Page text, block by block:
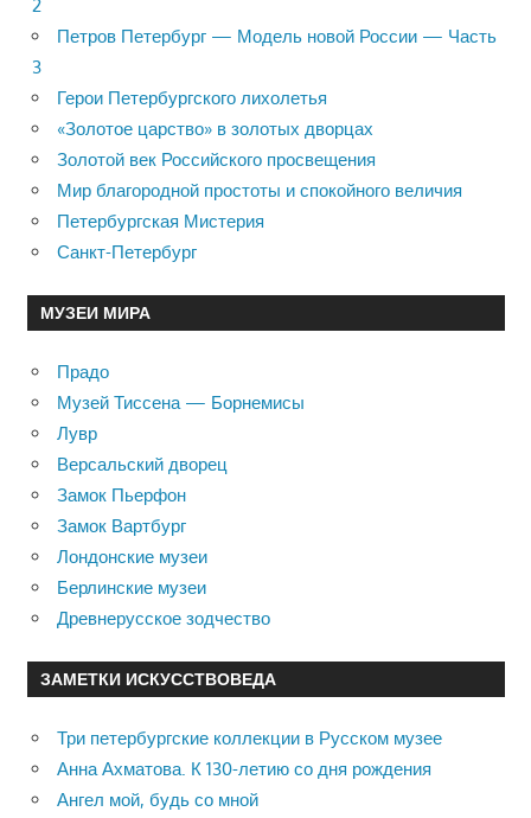
2
Петров Петербург — Модель новой России — Часть
3
Герои Петербургского лихолетья
«Золотое царство» в золотых дворцах
Золотой век Российского просвещения
Мир благородной простоты и спокойного величия
Петербургская Мистерия
Санкт-Петербург
МУЗЕИ МИРА
Прадо
Музей Тиссена — Борнемисы
Лувр
Версальский дворец
Замок Пьерфон
Замок Вартбург
Лондонские музеи
Берлинские музеи
Древнерусское зодчество
ЗАМЕТКИ ИСКУССТВОВЕДА
Три петербургские коллекции в Русском музее
Анна Ахматова. К 130-летию со дня рождения
Ангел мой, будь со мной